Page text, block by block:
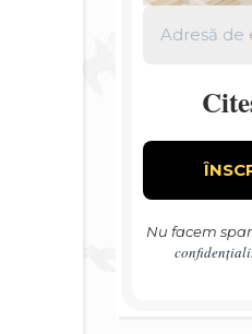
Nu facem